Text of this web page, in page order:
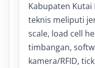
Kabupaten Kutai
teknis meliputi
scale, load cell
timbangan,
kamera/RFID,